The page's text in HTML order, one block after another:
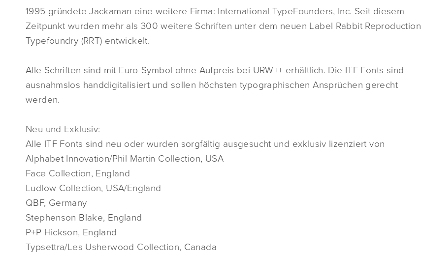
1995 gründete Jackaman eine weitere Firma: International TypeFounders, Inc. Seit diesem
Zeitpunkt wurden mehr als 300 weitere Schriften unter dem neuen Label Rabbit Reproduction
Typefoundry (RRT) entwickelt.
Alle Schriften sind mit Euro-Symbol ohne Aufpreis bei URW++ erhältlich. Die ITF Fonts sind
ausnahmslos handdigitalisiert und sollen höchsten typographischen Ansprüchen gerecht
werden.
Neu und Exklusiv:
Alle ITF Fonts sind neu oder wurden sorgfältig ausgesucht und exklusiv lizenziert von
Alphabet Innovation/Phil Martin Collection, USA
Face Collection, England
Ludlow Collection, USA/England
QBF, Germany
Stephenson Blake, England
P+P Hickson, England
Typsettra/Les Usherwood Collection, Canada